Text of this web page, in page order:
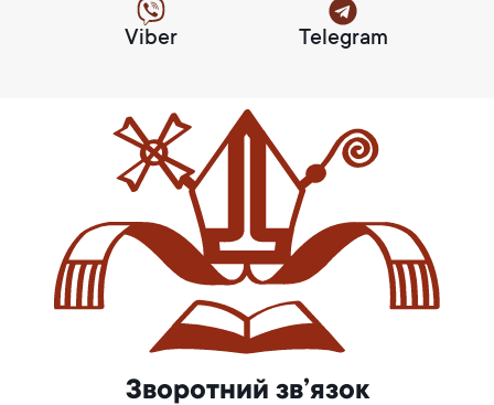
Viber Telegram
Зворотний зв’язок